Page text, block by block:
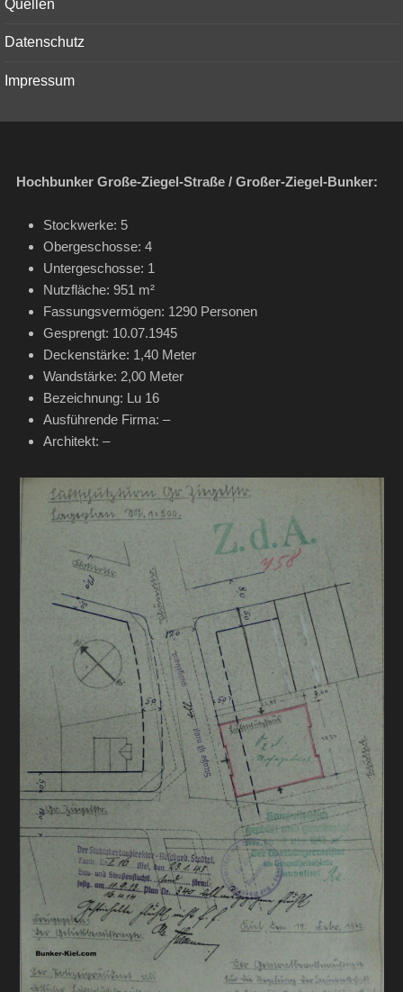
Quellen
Datenschutz
Impressum
Hochbunker Große-Ziegel-Straße / Großer-Ziegel-Bunker:
Stockwerke: 5
Obergeschosse: 4
Untergeschosse: 1
Nutzfläche: 951 m²
Fassungsvermögen: 1290 Personen
Gesprengt: 10.07.1945
Deckenstärke: 1,40 Meter
Wandstärke: 2,00 Meter
Bezeichnung: Lu 16
Ausführende Firma: –
Architekt: –